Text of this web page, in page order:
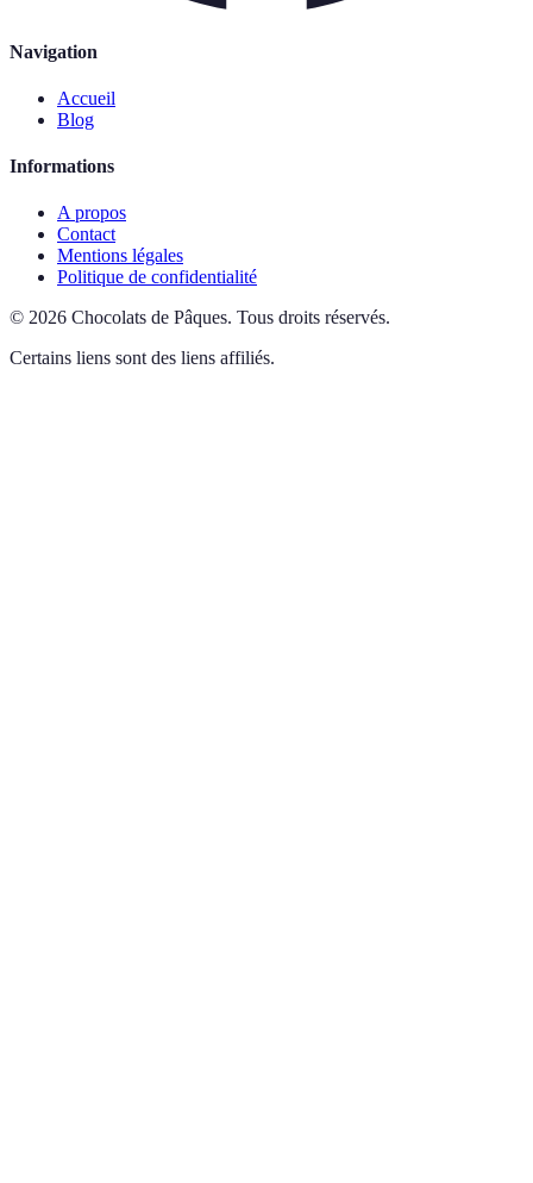
Navigation
Accueil
Blog
Informations
A propos
Contact
Mentions légales
Politique de confidentialité
© 2026 Chocolats de Pâques. Tous droits réservés.
Certains liens sont des liens affiliés.